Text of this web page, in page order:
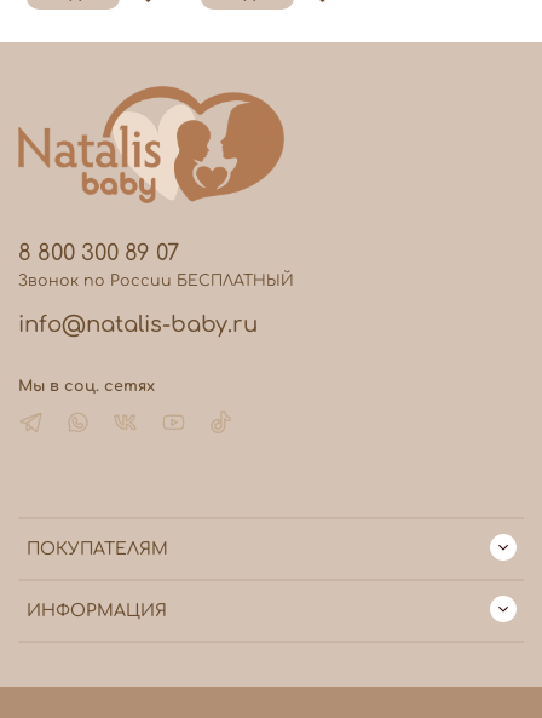
ПОКУПАТЕЛЯМ
ИНФОРМАЦИЯ
8 800 300 89 07
Звонок по России БЕСПЛАТНЫЙ
info@natalis-baby.ru
Мы в соц. сетях